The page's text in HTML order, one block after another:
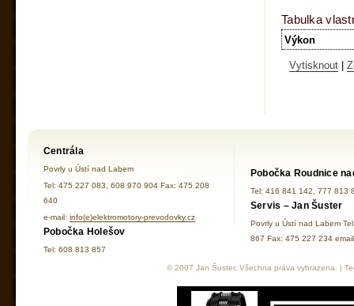
Tabulka
Výkon
Vytisknout
Centrála
Povrly u Ústí nad Labem
Tel: 475 227 083, 608 970 904 Fax: 475 208
640
e-mail: info(e)elektromotory-prevodovky.cz
Pobočka Holešov
Tel: 608 813 857
Pobočka Roudnice
Tel: 416 841 142, 777 813
Servis – Jan Šuster
Povrly u Ústí nad Labem
867 Fax: 475 227 234
© 2007 Jan Šuster, Všechna práva vyhrazena. |